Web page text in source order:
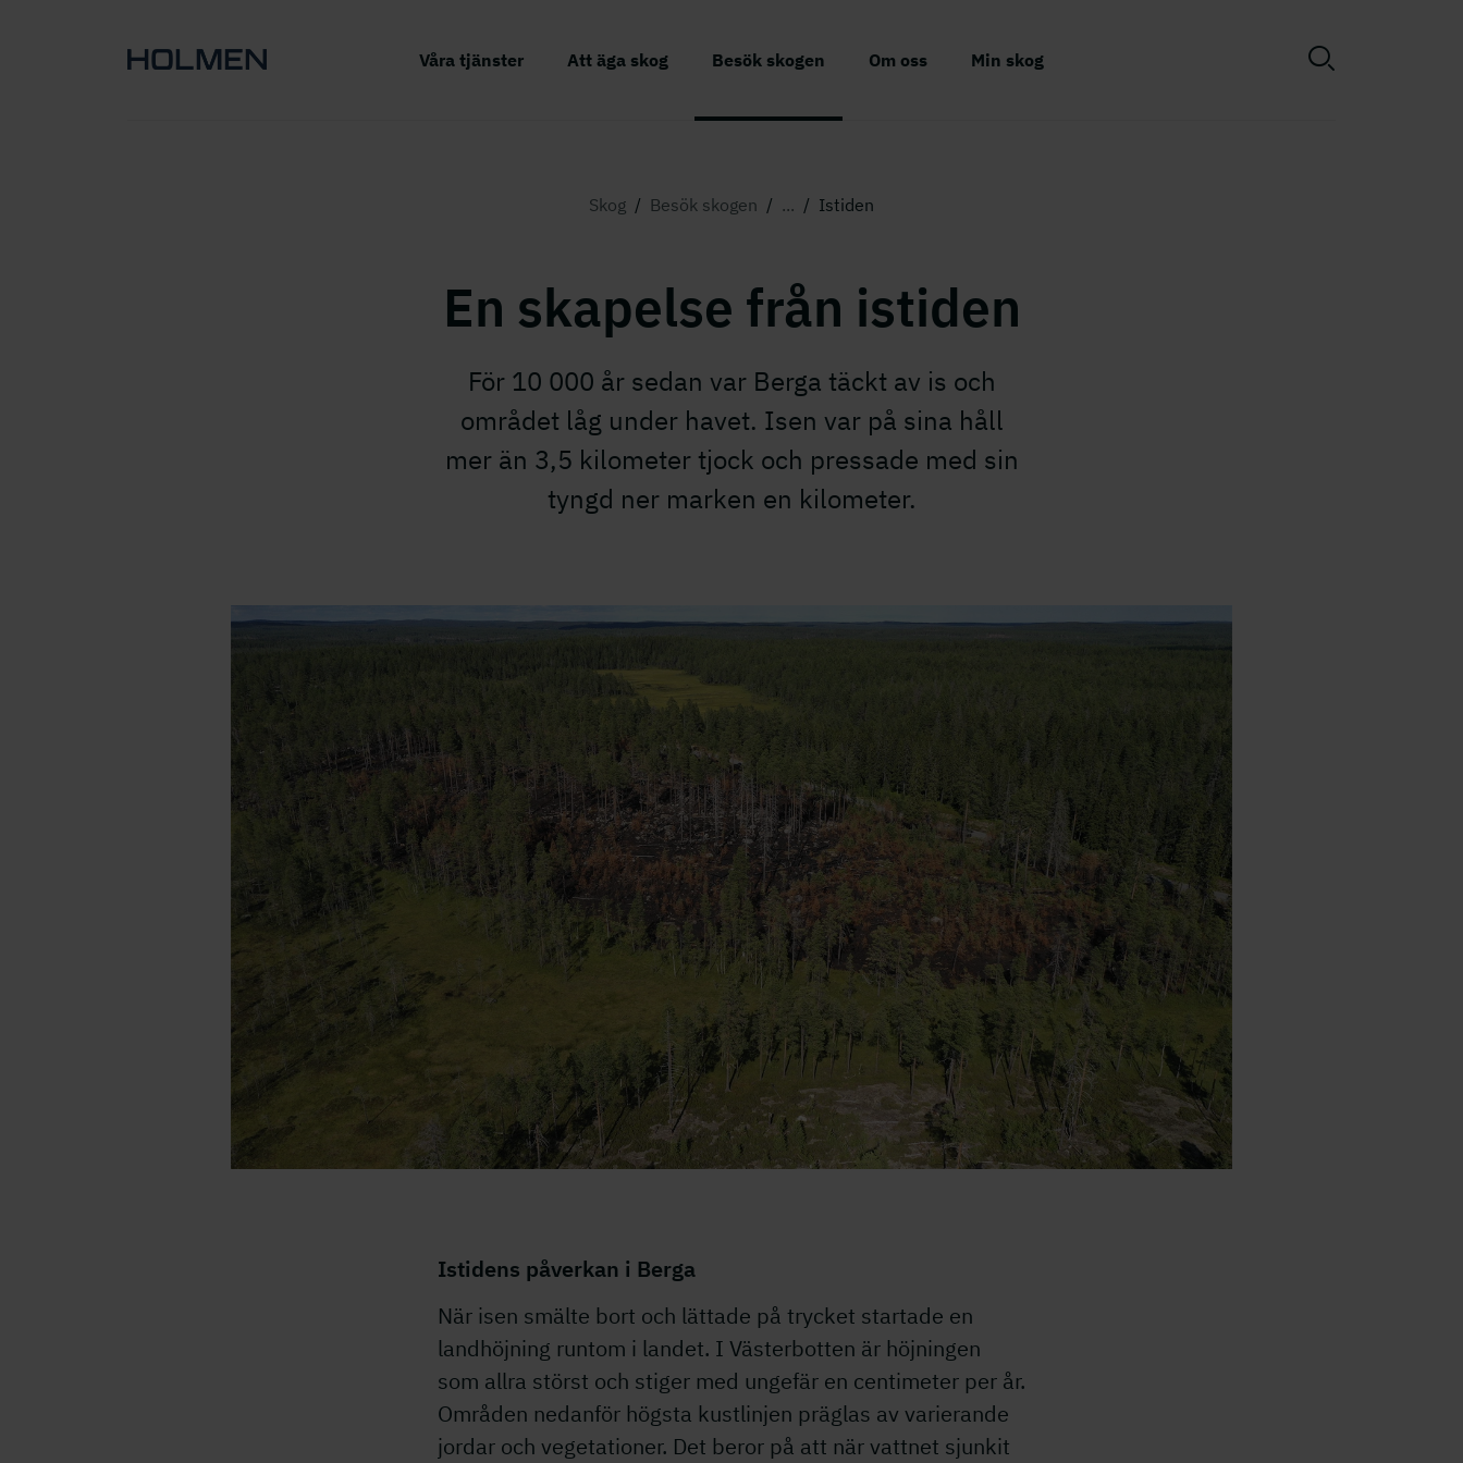
Våra tjänster Att äga skog Besök skogen Om oss Min skog
Skog / Besök skogen / ... / Istiden
En skapelse från istiden
För 10 000 år sedan var Berga täckt av is och
området låg under havet. Isen var på sina håll
mer än 3,5 kilometer tjock och pressade med sin
tyngd ner marken en kilometer.
Istidens påverkan i Berga
När isen smälte bort och lättade på trycket startade en
landhöjning runtom i landet. I Västerbotten är höjningen
som allra störst och stiger med ungefär en centimeter per år.
Områden nedanför högsta kustlinjen präglas av varierande
jordar och vegetationer. Det beror på att när vattnet sjunkit